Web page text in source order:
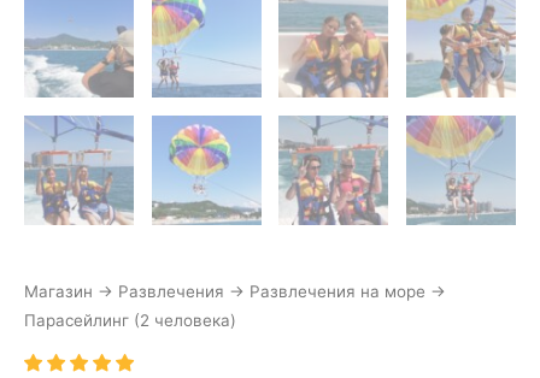
Магазин → Развлечения → Развлечения на море →
Парасейлинг (2 человека)